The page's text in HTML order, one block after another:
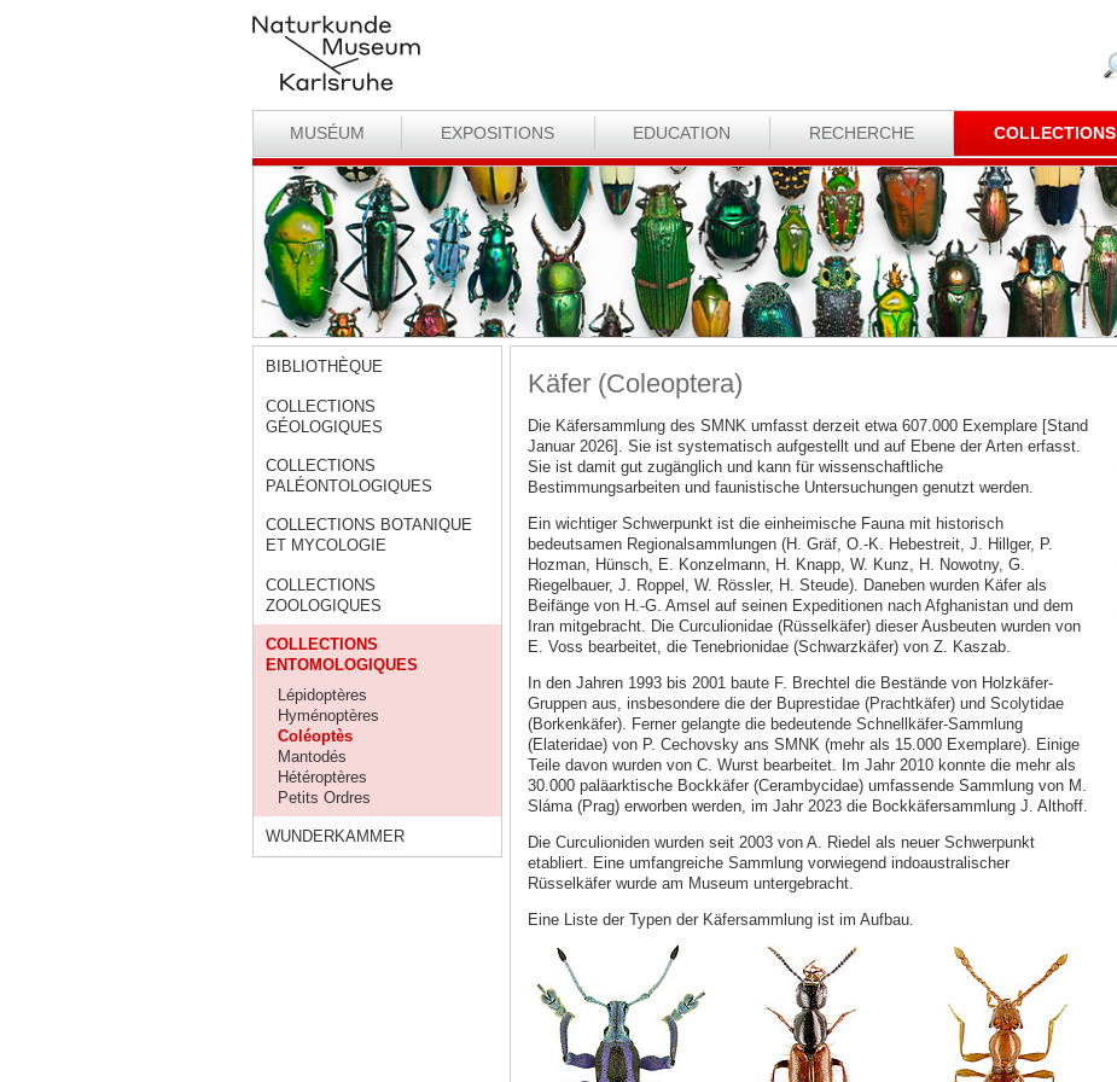
MUSÉUM EXPOSITIONS EDUCATION RECHERCHE COLLECTIONS
BIBLIOTHÈQUE
COLLECTIONS
GÉOLOGIQUES
COLLECTIONS
PALÉONTOLOGIQUES
COLLECTIONS BOTANIQUE
ET MYCOLOGIE
COLLECTIONS
ZOOLOGIQUES
COLLECTIONS
ENTOMOLOGIQUES
Lépidoptères
Hyménoptères
Coléoptès
Mantodés
Hétéroptères
Petits Ordres
WUNDERKAMMER
Käfer (Coleoptera)
Die Käfersammlung des SMNK umfasst derzeit etwa 607.000 Exemplare [Stand
Januar 2026]. Sie ist systematisch aufgestellt und auf Ebene der Arten erfasst.
Sie ist damit gut zugänglich und kann für wissenschaftliche
Bestimmungsarbeiten und faunistische Untersuchungen genutzt werden.
Ein wichtiger Schwerpunkt ist die einheimische Fauna mit historisch
bedeutsamen Regionalsammlungen (H. Gräf, O.-K. Hebestreit, J. Hillger, P.
Hozman, Hünsch, E. Konzelmann, H. Knapp, W. Kunz, H. Nowotny, G.
Riegelbauer, J. Roppel, W. Rössler, H. Steude). Daneben wurden Käfer als
Beifänge von H.-G. Amsel auf seinen Expeditionen nach Afghanistan und dem
Iran mitgebracht. Die Curculionidae (Rüsselkäfer) dieser Ausbeuten wurden von
E. Voss bearbeitet, die Tenebrionidae (Schwarzkäfer) von Z. Kaszab.
In den Jahren 1993 bis 2001 baute F. Brechtel die Bestände von Holzkäfer-
Gruppen aus, insbesondere die der Buprestidae (Prachtkäfer) und Scolytidae
(Borkenkäfer). Ferner gelangte die bedeutende Schnellkäfer-Sammlung
(Elateridae) von P. Cechovsky ans SMNK (mehr als 15.000 Exemplare). Einige
Teile davon wurden von C. Wurst bearbeitet. Im Jahr 2010 konnte die mehr als
30.000 paläarktische Bockkäfer (Cerambycidae) umfassende Sammlung von M.
Sláma (Prag) erworben werden, im Jahr 2023 die Bockkäfersammlung J. Althoff.
Die Curculioniden wurden seit 2003 von A. Riedel als neuer Schwerpunkt
etabliert. Eine umfangreiche Sammlung vorwiegend indoaustralischer
Rüsselkäfer wurde am Museum untergebracht.
Eine Liste der Typen der Käfersammlung ist im Aufbau.